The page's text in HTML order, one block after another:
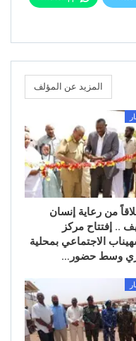
المزيد عن المؤلف
من رعاية إنسان
.. إفتتاح مركز
الاجتماعي بمحلية
وسط حضور…